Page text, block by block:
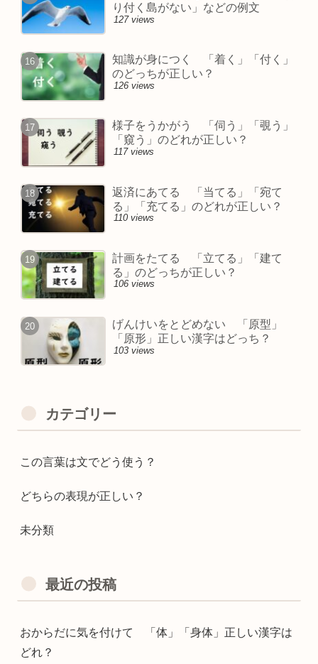
り付く島がない」などの例文
127 views
知識が身につく 「着く」「付く」
のどっちが正しい？
126 views
様子をうかがう 「伺う」「覗う」
「窺う」のどれが正しい？
117 views
返済にあてる 「当てる」「宛て
る」「充てる」のどれが正しい？
110 views
計画をたてる 「立てる」「建て
る」のどっちが正しい？
106 views
げんけいをとどめない 「原型」
「原形」正しい漢字はどっち？
103 views
カテゴリー
この言葉は文でどう使う？
どちらの表現が正しい？
未分類
最近の投稿
おからだに気を付けて 「体」「身体」正しい漢字は
どれ？